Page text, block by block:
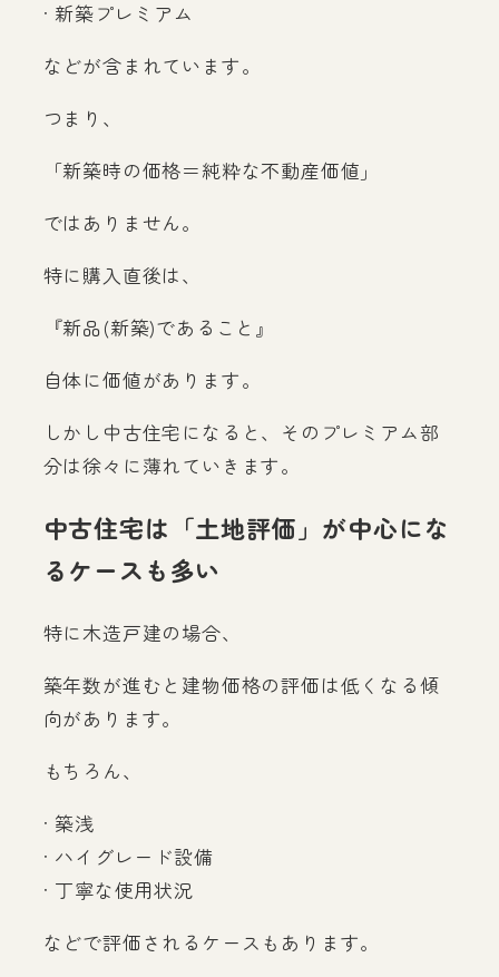
· 新築プレミアム
などが含まれています。
つまり、
「新築時の価格＝純粋な不動産価値」
ではありません。
特に購入直後は、
『新品(新築)であること』
自体に価値があります。
しかし中古住宅になると、そのプレミアム部
分は徐々に薄れていきます。
中古住宅は「土地評価」が中心にな
るケースも多い
特に木造戸建の場合、
築年数が進むと建物価格の評価は低くなる傾
向があります。
もちろん、
· 築浅
· ハイグレード設備
· 丁寧な使用状況
などで評価されるケースもあります。